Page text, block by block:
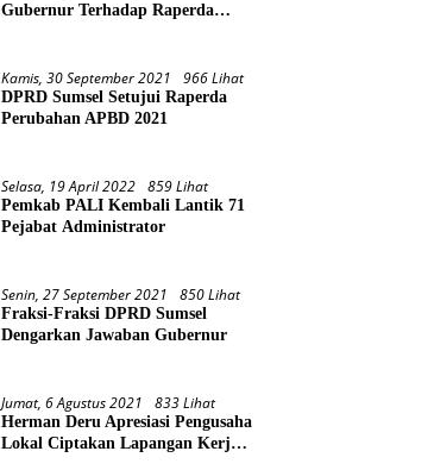
Gubernur Terhadap Raperda
Kamis, 30 September 2021 966 Lihat
DPRD Sumsel Setujui Raperda
Perubahan APBD 2021
Selasa, 19 April 2022 859 Lihat
Pemkab PALI Kembali Lantik 71
Pejabat Administrator
Senin, 27 September 2021 850 Lihat
Fraksi-Fraksi DPRD Sumsel
Dengarkan Jawaban Gubernur
Jumat, 6 Agustus 2021 833 Lihat
Herman Deru Apresiasi Pengusaha
Lokal Ciptakan Lapangan Kerja